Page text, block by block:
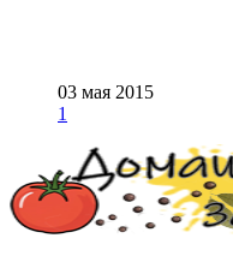
03 мая 2015
1